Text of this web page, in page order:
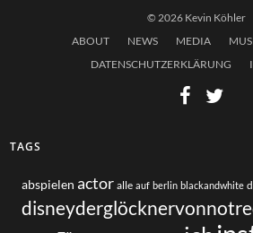
© 2026 Kevin Köhler
ABOUT
NEWS MEDIA
DATENSCHUTZERKLÄRUNG
TAGS
abspielen actor alle auf berlin blackandwhite